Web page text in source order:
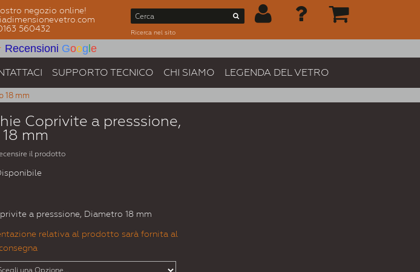
negozio online!
560432
Ricerca nel sito
Recensioni Goog e
SUPPORTO TECNICO CHI SIAMO LEGENDA DEL VETRO
18 mm
Coprivite a presssione,
mm
il prodotto
a presssione, Diametro 18 mm
relativa al prodotto sarà fornita al